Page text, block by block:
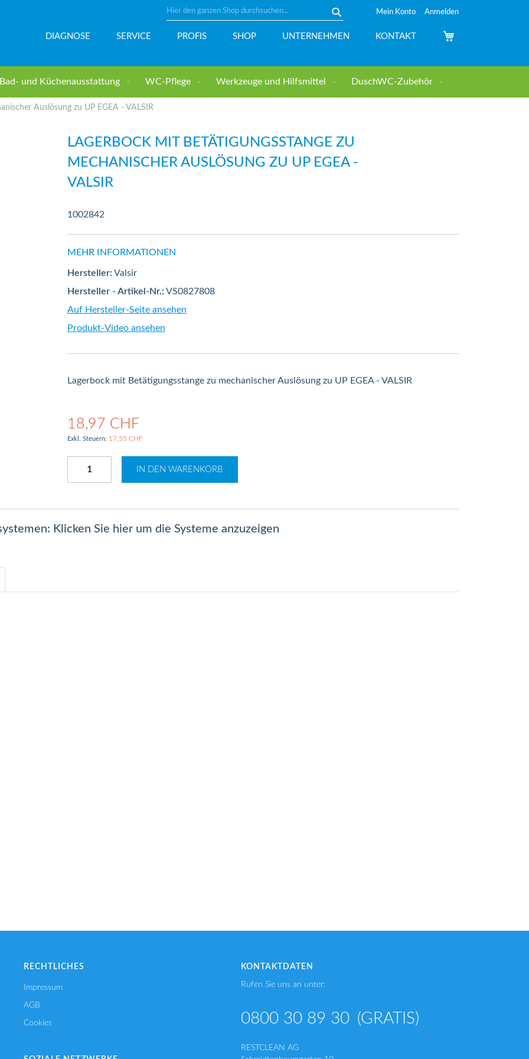
Mein Konto Anmelden
DIAGNOSE SERVICE PROFIS SHOP UNTERNEHMEN KONTAKT
Bad- und Küchenausstattung WC-Pflege Werkzeuge und Hilfsmittel DuschWC-Zubehör
Auslösung zu UP EGEA - VALSIR
LAGERBOCK MIT BETÄTIGUNGSSTANGE ZU
MECHANISCHER AUSLÖSUNG ZU UP EGEA -
VALSIR
1002842
MEHR INFORMATIONEN
Hersteller: Valsir
Hersteller - Artikel-Nr.: VS0827808
Auf Hersteller-Seite ansehen
Produkt-Video ansehen
Lagerbock mit Betätigungsstange zu mechanischer Auslösung zu UP EGEA - VALSIR
18,97 CHF
17,55 CHF
IN DEN WARENKORB
Klicken Sie hier um die Systeme anzuzeigen
RECHTLICHES
Impressum
AGB
Cookies
KONTAKTDATEN
Rufen Sie uns an unter:
0800 30 89 30 (GRATIS)
RESTCLEAN AG